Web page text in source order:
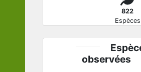
822
Espèces
observées